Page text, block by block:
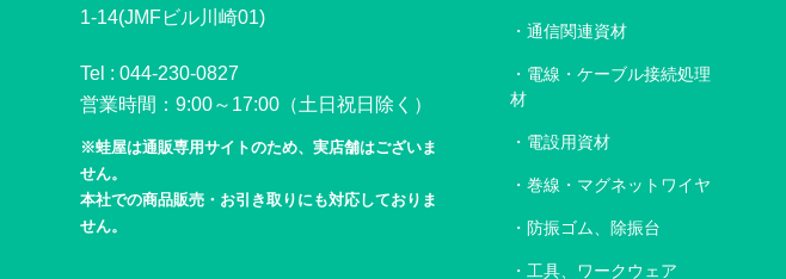
1-14(JMFビル川崎01)
Tel :044-230-0827
営業時間：9:00～17:00（土日祝日除く）
※蛙屋は通販専用サイトのため、実店舗はございま
せん。
本社での商品販売・お引き取りにも対応しておりま
せん。
通信関連資材
電線・ケーブル接続処理
材
電設用資材
巻線・マグネットワイヤ
防振ゴム、除振台
工具、ワークウェア